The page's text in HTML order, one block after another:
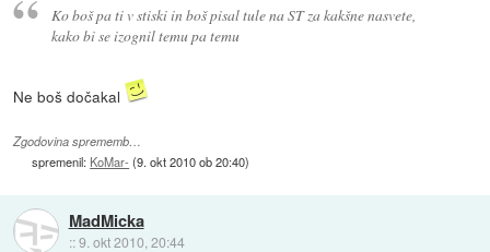
Ko boš pa ti v stiski in boš pisal tule na ST za kakšne nasvete,
kako bi se izognil temu pa temu
Ne boš dočakal
Zgodovina sprememb…
spremenil: KoMar- (9. okt 2010 ob 20:40)
MadMicka
::9. okt 2010, 20:44